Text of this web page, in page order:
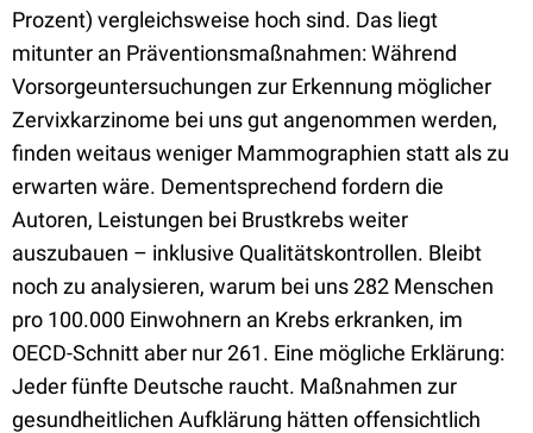
Prozent) vergleichsweise hoch sind. Das liegt
mitunter an Präventionsmaßnahmen: Während
Vorsorgeuntersuchungen zur Erkennung möglicher
Zervixkarzinome bei uns gut angenommen werden,
finden weitaus weniger Mammographien statt als zu
erwarten wäre. Dementsprechend fordern die
Autoren, Leistungen bei Brustkrebs weiter
auszubauen – inklusive Qualitätskontrollen. Bleibt
noch zu analysieren, warum bei uns 282 Menschen
pro 100.000 Einwohnern an Krebs erkranken, im
OECD-Schnitt aber nur 261. Eine mögliche Erklärung:
Jeder fünfte Deutsche raucht. Maßnahmen zur
gesundheitlichen Aufklärung hätten offensichtlich